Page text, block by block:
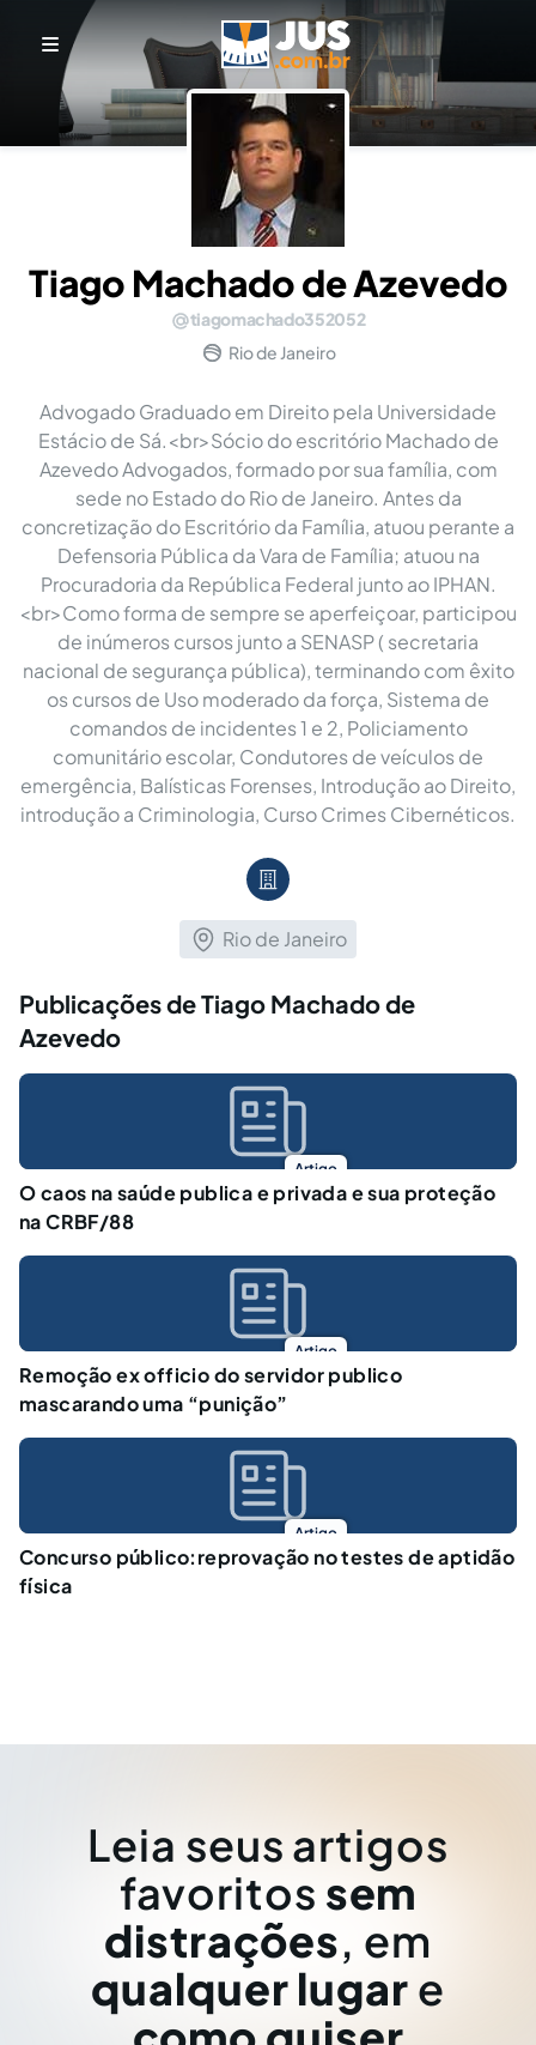
Tiago Machado de Azevedo
tiagomachado352052
Rio de Janeiro
Advogado Graduado em Direito pela Universidade
Estácio de Sá.<br>Sócio do escritório Machado de
Azevedo Advogados, formado por sua família, com
sede no Estado do Rio de Janeiro. Antes da
concretização do Escritório da Família, atuou perante a
Defensoria Pública da Vara de Família; atuou na
Procuradoria da República Federal junto ao IPHAN.
<br>Como forma de sempre se aperfeiçoar, participou
de inúmeros cursos junto a SENASP ( secretaria
nacional de segurança pública), terminando com êxito
os cursos de Uso moderado da força, Sistema de
comandos de incidentes 1 e 2, Policiamento
comunitário escolar, Condutores de veículos de
emergência, Balísticas Forenses, Introdução ao Direito,
introdução a Criminologia, Curso Crimes Cibernéticos.
Rio de Janeiro
Publicações de Tiago Machado de
Azevedo
Artigo
O caos na saúde publica e privada e sua proteção
na CRBF/88
Artigo
Remoção ex officio do servidor publico
mascarando uma “punição”
Artigo
Concurso público:reprovação no testes de aptidão
física
Leia seus artigos
favoritos sem
distrações, em
qualquer lugar e